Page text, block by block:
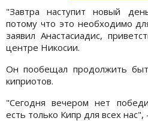
"Завтра наступит новый
потому что это необходимо
заявил Анастасиадис,
центре Никосии.
Он пообещал продолжить
киприотов.
"Сегодня вечером нет
есть только Кипр для всех нас",